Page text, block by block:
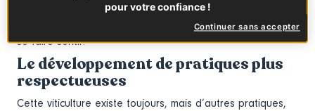
années 2000, les effets néfastes de certains sur les sols,
le terroir, l’environnement et les hommes ont commencé à
se faire sentir.
Le développement de pratiques plus
respectueuses
Cette viticulture existe toujours, mais d’autres pratiques,
pour votre confiance !
Continuer sans accepter